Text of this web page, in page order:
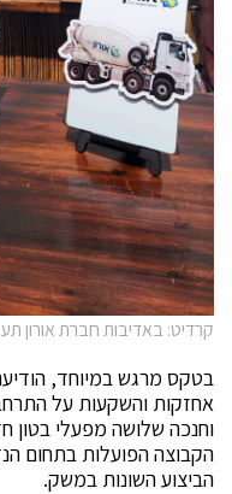
קרדיט: באדיבות חברת אורון
בטקס מרגש במיוחד,
אחזקות והשקעות על
וחנכה שלושה מפעלי בטון
הקבוצה הפועלות בתחום
הביצוע השונות במשק.